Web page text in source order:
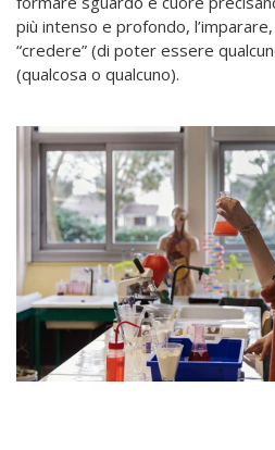
più intenso e profondo,
“credere” (di poter essere
(qualcosa o qualcuno).